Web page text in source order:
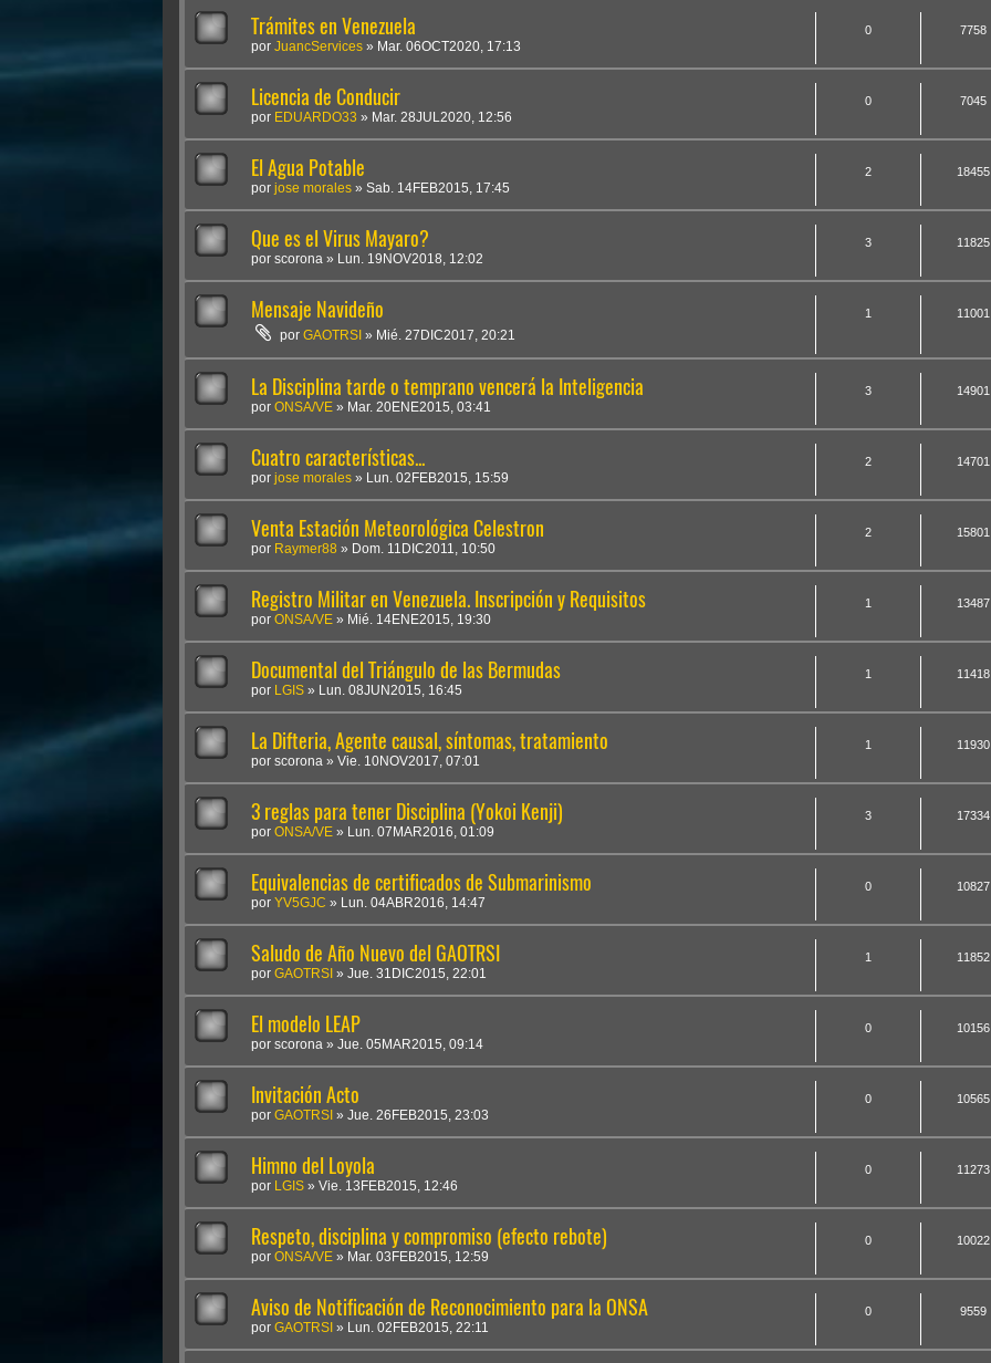
Trámites en Venezuela
por JuancServices » Mar. 06OCT2020, 17:13
0 7758
Licencia de Conducir
por EDUARDO33 » Mar. 28JUL2020, 12:56
0 7045
El Agua Potable
por jose morales » Sab. 14FEB2015, 17:45
2 18455
Que es el Virus Mayaro?
por scorona » Lun. 19NOV2018, 12:02
3 11825
Mensaje Navideño
porGAOTRSI » Mié. 27DIC2017, 20:21
1 11001
La Disciplina tarde o temprano vencerá la Inteligencia
por ONSA/VE » Mar. 20ENE2015, 03:41
3 14901
Cuatro características...
por jose morales » Lun. 02FEB2015, 15:59
2 14701
Venta Estación Meteorológica Celestron
por Raymer88 » Dom. 11DIC2011, 10:50
2 15801
Registro Militar en Venezuela. Inscripción y Requisitos
por ONSA/VE » Mié. 14ENE2015, 19:30
1 13487
Documental del Triángulo de las Bermudas
por LGIS » Lun. 08JUN2015, 16:45
1 11418
La Difteria, Agente causal, síntomas, tratamiento
por scorona » Vie. 10NOV2017, 07:01
1 11930
3 reglas para tener Disciplina (Yokoi Kenji)
por ONSA/VE » Lun. 07MAR2016, 01:09
3 17334
Equivalencias de certificados de Submarinismo
por YV5GJC » Lun. 04ABR2016, 14:47
0 10827
Saludo de Año Nuevo del GAOTRSI
por GAOTRSI » Jue. 31DIC2015, 22:01
1 11852
El modelo LEAP
por scorona » Jue. 05MAR2015, 09:14
0 10156
Invitación Acto
por GAOTRSI » Jue. 26FEB2015, 23:03
0 10565
Himno del Loyola
por LGIS » Vie. 13FEB2015, 12:46
0 11273
Respeto, disciplina y compromiso (efecto rebote)
por ONSA/VE » Mar. 03FEB2015, 12:59
0 10022
Aviso de Notificación de Reconocimiento para la ONSA
por GAOTRSI » Lun. 02FEB2015, 22:11
0 9559